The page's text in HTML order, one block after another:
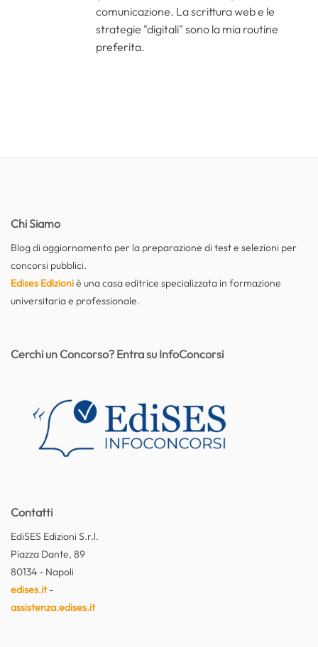
comunicazione. La scrittura web e le
strategie "digitali" sono la mia routine
preferita.
Chi Siamo
Blog di aggiornamento per la preparazione di test e selezioni per
concorsi pubblici.
Edises Edizioniè una casa editrice specializzata in formazione
universitaria e professionale.
Contatti
EdiSES Edizioni S.r.l.
Piazza Dante, 89
80134 - Napoli
edises.it-
assistenza.edises.it
Cerchi un Concorso? Entra su InfoConcorsi